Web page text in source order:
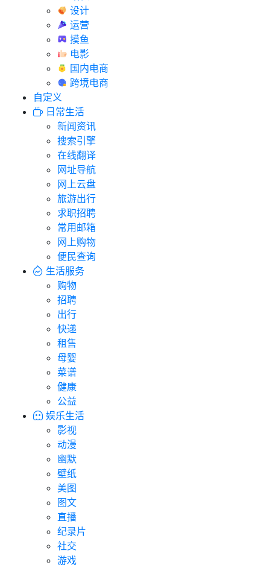
设计
运营
摸鱼
电影
国内电商
跨境电商
自定义
日常生活
新闻资讯
搜索引擎
在线翻译
网址导航
网上云盘
旅游出行
求职招聘
常用邮箱
网上购物
便民查询
生活服务
购物
招聘
出行
快递
租售
母婴
菜谱
健康
公益
娱乐生活
影视
动漫
幽默
壁纸
美图
图文
直播
纪录片
社交
游戏